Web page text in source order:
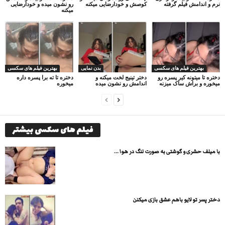
رو نشون میده و خودارضایی
میکنه
کوصش و خودارضایی میکنه
نرم و اندامش فیلم گرفته
بهترین فیلم های سکسی
دختره تا ته برا پسره داره
میخوره
بدن نمایی
دختر تینیج لخت میکنه و
اندامش رو نشون میده
بهترین فیلم های سکسی
دختره تا میتونه کیر پسره رو
میخوره و براش ساک میزنه
فیلم های سکسی بیشتر
با میلف حشری و گوشتی به صورت لنگ در هوا ...
دختر پسر تو لایو باهم عشق بازی میکنن